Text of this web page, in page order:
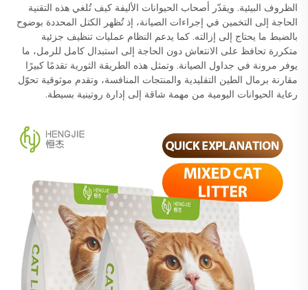
الظروف البيئية. ويقدّر أصحاب الحيوانات الأليفة كيف تُلغي هذه التقنية
الحاجة إلى التخمين في إجراءات الصيانة، إذ تُظهر الكتل المحددة بوضوح
بالضبط ما يحتاج إلى إزالته. كما يدعم النظام عمليات تنظيف جزئية
متكررة تحافظ على الانتعاش دون الحاجة إلى استبدال كامل للرمل، ما
يوفر مرونة في جداول الصيانة. وتمثل هذه الطريقة الثورية تقدمًا كبيرًا
مقارنة برمال الطين التقليدية والمنتجات المنافسة، وتقدم موثوقية تحوّل
رعاية الحيوانات اليومية من مهمة شاقة إلى إدارة روتينية بسيطة.